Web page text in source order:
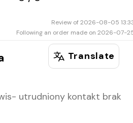
5
Review of 2026-08-05
Following an order made on 2026-07-
Translate
utrudniony kontakt brak